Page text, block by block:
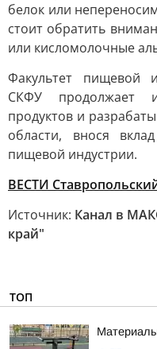
белок или
стоит обратить
или кисломолочные
Факультет пищевой
СКФУ продолжает
продуктов и
области, внося
пищевой индустрии.
ВЕСТИ
Источник: Канал в
край"
ТОП